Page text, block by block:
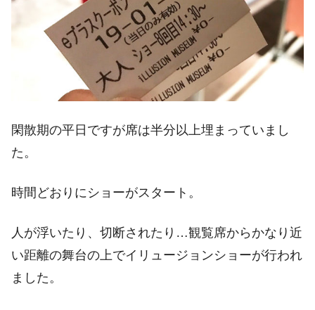
閑散期の平日ですが席は半分以上埋まっていまし
た。
時間どおりにショーがスタート。
人が浮いたり、切断されたり…観覧席からかなり近
い距離の舞台の上でイリュージョンショーが行われ
ました。